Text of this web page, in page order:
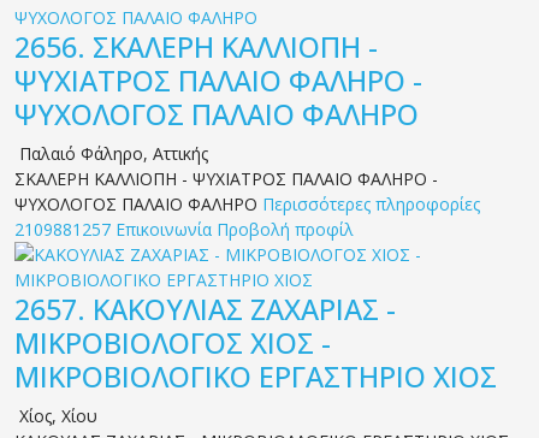
2656. ΣΚΑΛΕΡΗ ΚΑΛΛΙΟΠΗ -
ΨΥΧΙΑΤΡΟΣ ΠΑΛΑΙΟ ΦΑΛΗΡΟ -
ΨΥΧΟΛΟΓΟΣ ΠΑΛΑΙΟ ΦΑΛΗΡΟ
Παλαιό Φάληρο, Αττικής
ΣΚΑΛΕΡΗ ΚΑΛΛΙΟΠΗ - ΨΥΧΙΑΤΡΟΣ ΠΑΛΑΙΟ ΦΑΛΗΡΟ -
ΨΥΧΟΛΟΓΟΣ ΠΑΛΑΙΟ ΦΑΛΗΡΟ Περισσότερες πληροφορίες
2109881257 Επικοινωνία Προβολή προφίλ
2657. ΚΑΚΟΥΛΙΑΣ ΖΑΧΑΡΙΑΣ -
ΜΙΚΡΟΒΙΟΛΟΓΟΣ ΧΙΟΣ -
ΜΙΚΡΟΒΙΟΛΟΓΙΚΟ ΕΡΓΑΣΤΗΡΙΟ ΧΙΟΣ
Χίος, Χίου